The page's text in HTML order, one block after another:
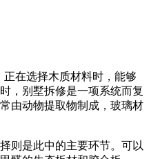
在选择木质材料时，能够
，别墅拆修是一项系统而复
由动物提取物制成，玻璃材
则是此中的主要环节。可以